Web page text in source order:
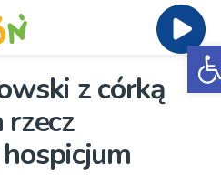
z córką
rzecz